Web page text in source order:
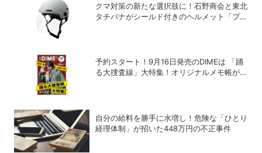
クマ対策の新たな選択肢に！石野商会と東北
タチバナがシールド付きのヘルメット「プロ
予約スタート！9月16日発売のDIMEは 「踊
る大捜査線」大特集！オリジナルメモ帳が特
自分の給料を勝手に水増し！危険な「ひとり
経理体制」が招いた448万円の不正事件